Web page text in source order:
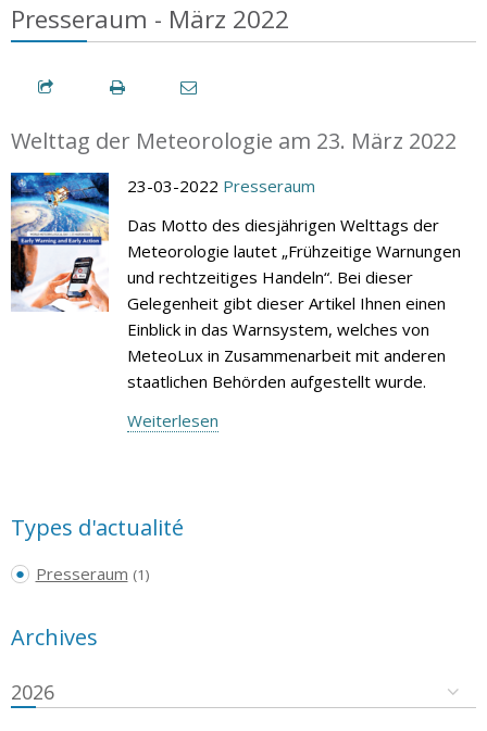
Presseraum - März 2022
Welttag der Meteorologie am 23. März 2022
23-03-2022 Presseraum
Das Motto des diesjährigen Welttags der
Meteorologie lautet „Frühzeitige Warnungen
und rechtzeitiges Handeln“. Bei dieser
Gelegenheit gibt dieser Artikel Ihnen einen
Einblick in das Warnsystem, welches von
MeteoLux in Zusammenarbeit mit anderen
staatlichen Behörden aufgestellt wurde.
Weiterlesen
Types d'actualité
Presseraum (1)
Archives
2026